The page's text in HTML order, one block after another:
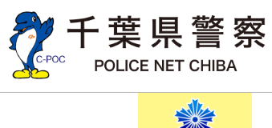
ス
キ
ま